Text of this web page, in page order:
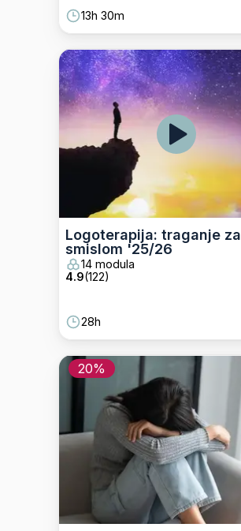
13h 30m
Logoterapija: traganje za
smislom '25/26
14 modula
4.9(122)
28h
20%